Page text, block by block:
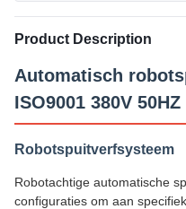
Product Description
Automatisch
ISO9001 380V 50HZ
Robotspuitverfsysteem
Robotachtige automatische
configuraties om aan